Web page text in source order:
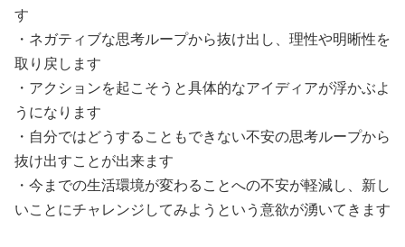
す
・ネガティブな思考ループから抜け出し、理性や明晰性を
取り戻します
・アクションを起こそうと具体的なアイディアが浮かぶよ
うになります
・自分ではどうすることもできない不安の思考ループから
抜け出すことが出来ます
・今までの生活環境が変わることへの不安が軽減し、新し
いことにチャレンジしてみようという意欲が湧いてきます